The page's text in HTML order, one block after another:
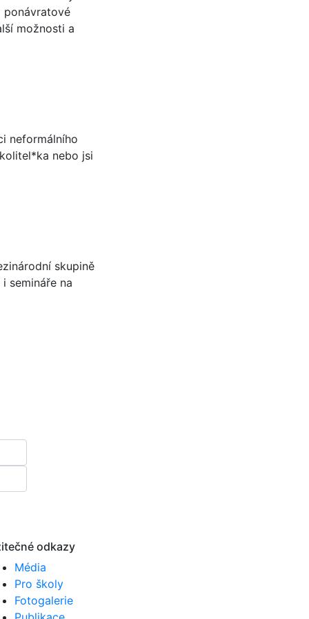
ponávratové
možnosti a
neformálního
nebo jsi
skupině
semináře na
odkazy
Média
Pro školy
Fotogalerie